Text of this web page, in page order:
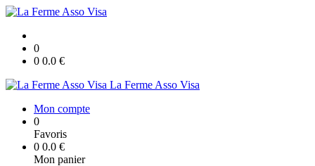
0
0 0.0 €
La Ferme Asso Visa
Mon compte
0
Favoris
0 0.0 €
Mon panier